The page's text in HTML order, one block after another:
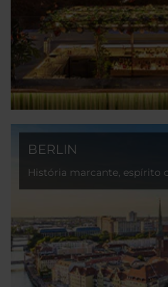
BERLIN
História marcante, espírito
vanguarda na capital mais